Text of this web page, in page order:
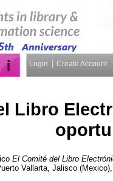
Login Create Account
Libro
El Comité del Libro
Vallarta, Jalisco